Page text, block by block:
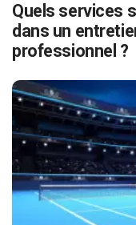
Quels services
dans un
professionnel ?